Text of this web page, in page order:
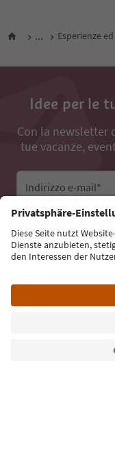
... Esperienze
Idee per le
Con la newsletter
tue vacanze,
Indirizzo e-mail*